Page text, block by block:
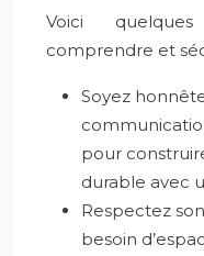
Voici
comprendre et
Soyez
pour
durable avec
Respectez
besoin